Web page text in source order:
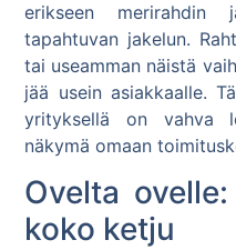
erikseen merirahdin
tapahtuvan jakelun.
tai useamman näistä
jää usein asiakkaalle.
yrityksellä on vahva
näkymä omaan
Ovelta
koko ketju